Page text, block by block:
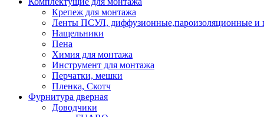
Крепеж для монтажа
Ленты ПСУЛ, диффузионные,пароизоляционные и
Нащельники
Пена
Химия для монтажа
Инструмент для монтажа
Перчатки, мешки
Пленка, Скотч
Фурнитура дверная
Доводчики